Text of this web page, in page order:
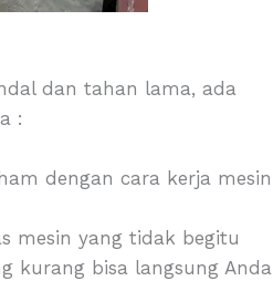
dan tahan lama, ada
:
dengan cara kerja mesin
mesin yang tidak begitu
kurang bisa langsung Anda